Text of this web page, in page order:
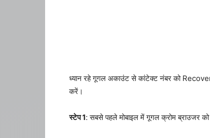
ध्यान रहे गूगल अकाउंट से कांटेक्ट नंबर को
करें।
स्टेप 1: सबसे पहले मोबाइल में गूगल क्रोम ब्राउजर